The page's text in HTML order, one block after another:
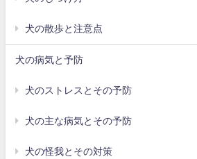
犬の散歩と注意点
犬の病気と予防
犬のストレスとその予防
犬の主な病気とその予防
犬の怪我とその対策